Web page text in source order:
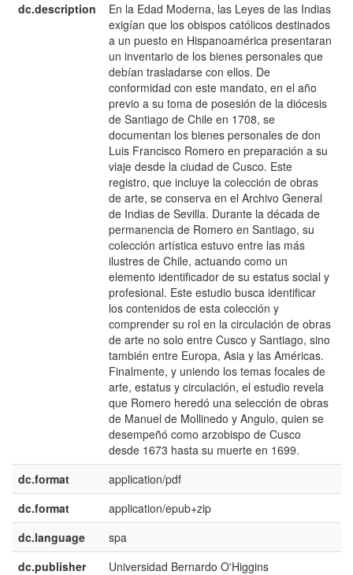
dc.description
En la Edad Moderna, las Leyes de las Indias
exigían que los obispos católicos destinados
a un puesto en Hispanoamérica presentaran
un inventario de los bienes personales que
debían trasladarse con ellos. De
conformidad con este mandato, en el año
previo a su toma de posesión de la diócesis
de Santiago de Chile en 1708, se
documentan los bienes personales de don
Luis Francisco Romero en preparación a su
viaje desde la ciudad de Cusco. Este
registro, que incluye la colección de obras
de arte, se conserva en el Archivo General
de Indias de Sevilla. Durante la década de
permanencia de Romero en Santiago, su
colección artística estuvo entre las más
ilustres de Chile, actuando como un
elemento identificador de su estatus social y
profesional. Este estudio busca identificar
los contenidos de esta colección y
comprender su rol en la circulación de obras
de arte no solo entre Cusco y Santiago, sino
también entre Europa, Asia y las Américas.
Finalmente, y uniendo los temas focales de
arte, estatus y circulación, el estudio revela
que Romero heredó una selección de obras
de Manuel de Mollinedo y Angulo, quien se
desempeñó como arzobispo de Cusco
desde 1673 hasta su muerte en 1699.
dc.format
application/pdf
dc.format
application/epub+zip
dc.language
spa
dc.publisher
Universidad Bernardo O'Higgins